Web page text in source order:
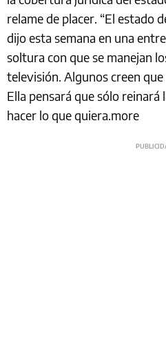
relame de placer. “El estado
dijo esta semana en una
soltura con que se manejan
televisión. Algunos creen
Ella pensará que sólo
hacer lo que quiera.more